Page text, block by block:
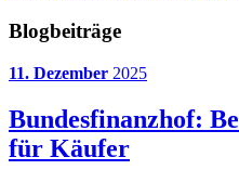
Blogbeiträge
11. Dezember 2025
Bundesfinanzhof:
für Käufer